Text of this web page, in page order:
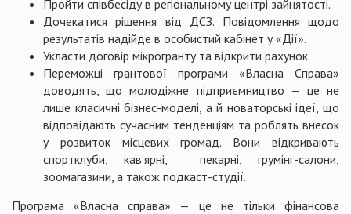
Пройти співбесіду в регіональному центрі зайнятості.
Дочекатися рішення від ДСЗ. Повідомлення щодо
результатів надійде в особистий кабінет у «Дії».
Укласти договір мікрогранту та відкрити рахунок.
Переможці грантової програми «Власна Справа»
доводять, що молодіжне підприємництво — це не
лише класичні бізнес-моделі, а й новаторські ідеї, що
відповідають сучасним тенденціям та роблять внесок
у розвиток місцевих громад. Вони відкривають
спортклуби, кав’ярні, пекарні, грумінг-салони,
зоомагазини, а також подкаст-студії.
Програма «Власна справа» — це не тільки фінансова